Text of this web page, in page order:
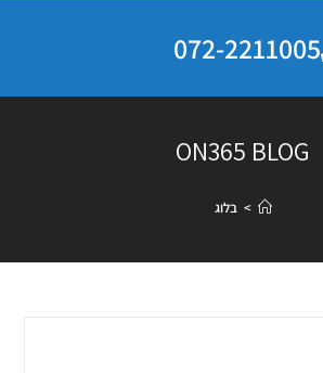
072-2211005
ON365 BLOG
> בלוג